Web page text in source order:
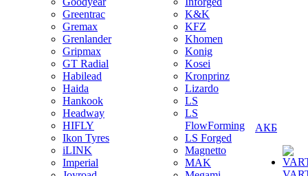
Greentrac
Gremax
Grenlander
Gripmax
GT Radial
Habilead
Haida
Hankook
Headway
HIFLY
Ikon Tyres
iLINK
Imperial
K&K
KFZ
Khomen
Konig
Kosei
Kronprinz
Lizardo
LS
LS
FlowForming
LS Forged
Magnetto
MAK
АКБ